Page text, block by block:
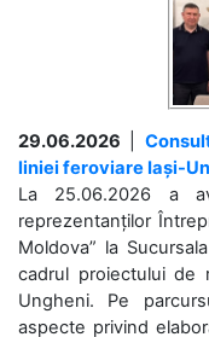
29.06.2026
liniei feroviare Iași-
La 25.06.2026 a
reprezentanților
Moldova” la
cadrul proiectului de
Ungheni. Pe
aspecte privind